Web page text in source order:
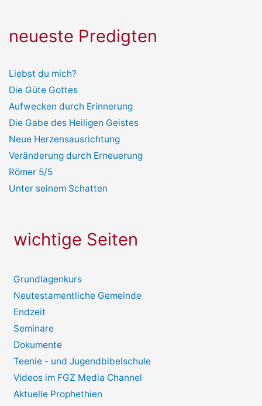
neueste Predigten
Liebst du mich?
Die Güte Gottes
Aufwecken durch Erinnerung
Die Gabe des Heiligen Geistes
Neue Herzensausrichtung
Veränderung durch Erneuerung
Römer 5/5
Unter seinem Schatten
wichtige Seiten
Grundlagenkurs
Neutestamentliche Gemeinde
Endzeit
Seminare
Dokumente
Teenie - und Jugendbibelschule
Videos im FGZ Media Channel
Aktuelle Prophethien